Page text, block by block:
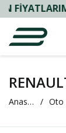
VE
Anasayfa